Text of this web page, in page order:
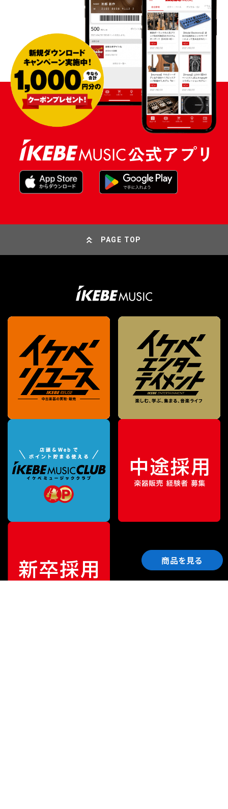
商品を見る
PAGE TOP